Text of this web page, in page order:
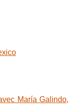
María Galindo,